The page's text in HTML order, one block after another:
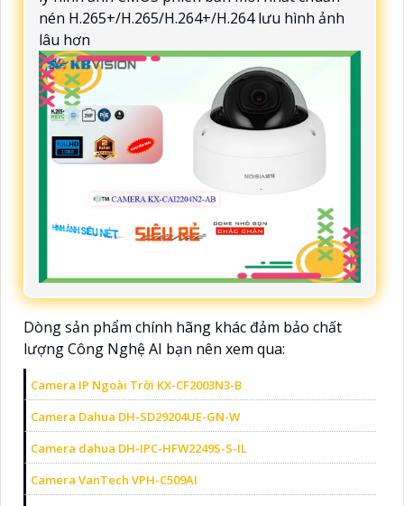
nén H.265+/H.265/H.264+/H.264 lưu hình ảnh
lâu hơn
Dòng sản phẩm chính hãng khác đảm bảo chất
lượng Công Nghệ AI bạn nên xem qua:
Camera IP Ngoài Trời KX-CF2003N3-B
Camera Dahua DH-SD29204UE-GN-W
Camera dahua DH-IPC-HFW2249S-S-IL
Camera VanTech VPH-C509AI